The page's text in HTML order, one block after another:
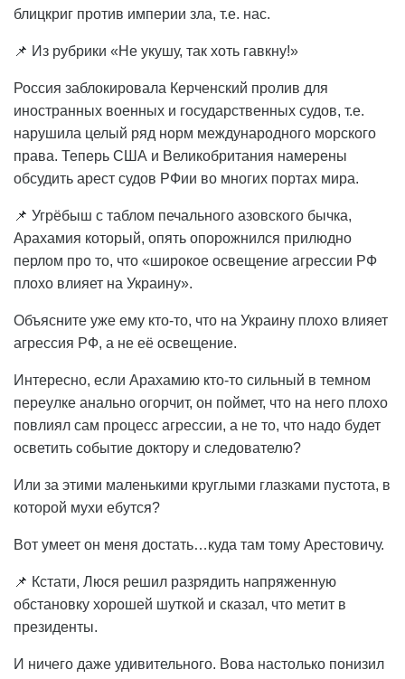
блицкриг против империи зла, т.е. нас.
📌 Из рубрики «Не укушу, так хоть гавкну!»
Россия заблокировала Керченский пролив для
иностранных военных и государственных судов, т.е.
нарушила целый ряд норм международного морского
права. Теперь США и Великобритания намерены
обсудить арест судов РФии во многих портах мира.
📌 Угрёбыш с таблом печального азовского бычка,
Арахамия который, опять опорожнился прилюдно
перлом про то, что «широкое освещение агрессии РФ
плохо влияет на Украину».
Объясните уже ему кто-то, что на Украину плохо влияет
агрессия РФ, а не её освещение.
Интересно, если Арахамию кто-то сильный в темном
переулке анально огорчит, он поймет, что на него плохо
повлиял сам процесс агрессии, а не то, что надо будет
осветить событие доктору и следователю?
Или за этими маленькими круглыми глазками пустота, в
которой мухи ебутся?
Вот умеет он меня достать…куда там тому Арестовичу.
📌 Кстати, Люся решил разрядить напряженную
обстановку хорошей шуткой и сказал, что метит в
президенты.
И ничего даже удивительного. Вова настолько понизил